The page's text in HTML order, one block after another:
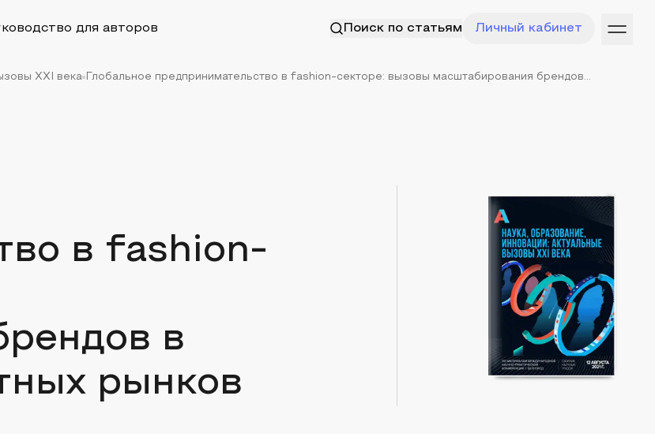
для авторов Поиск по статьям Личный кабинет
XXI века Глобальное предпринимательство в fashion-секторе: вызовы масштабирования брендов...
в fashion-
в
рынков